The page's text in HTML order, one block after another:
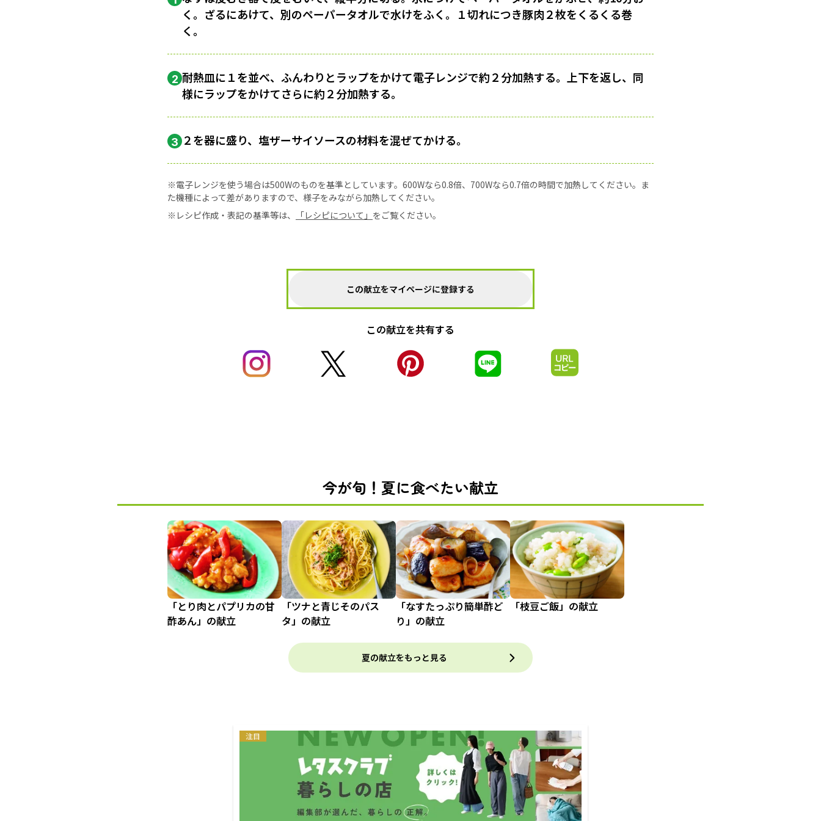
く。ざるにあけて、別のペーパータオルで水けをふく。１切れにつき豚肉２枚をくるくる巻
く。
2 耐熱皿に１を並べ、ふんわりとラップをかけて電子レンジで約２分加熱する。上下を返し、同
様にラップをかけてさらに約２分加熱する。
3 ２を器に盛り、塩ザーサイソースの材料を混ぜてかける。
※電子レンジを使う場合は500Wのものを基準としています。600Wなら0.8倍、700Wなら0.7倍の時間で加熱してください。ま
た機種によって差がありますので、様子をみながら加熱してください。
※レシピ作成・表記の基準等は、
「レシピについて」 をご覧ください。
この献立をマイページに登録する
この献立を共有する
今が旬！夏に食べたい献立
「とり肉とパプリカの甘
酢あん」の献立
「ツナと青じそのパス
タ」の献立
「なすたっぷり簡単酢ど
り」の献立
「枝豆ご飯」の献立
夏の献立をもっと見る
注目